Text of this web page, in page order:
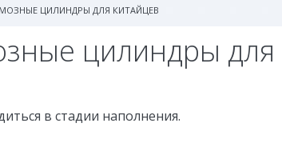
ЦИЛИНДРЫ ДЛЯ КИТАЙЦЕВ
цилиндры для
в стадии наполнения.